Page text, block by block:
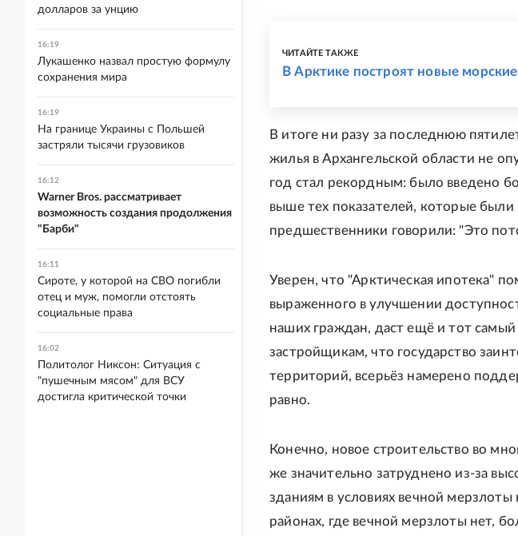
ЧИТАЙТЕ ТАКЖЕ
В Арктике построят новые
В итоге ни разу за последнюю
жилья в Архангельской области не
год стал рекордным: было введено
выше тех показателей, которые
предшественники говорили: "Это
Уверен, что "Арктическая ипотека"
выраженного в улучшении
наших граждан, даст ещё и тот
застройщикам, что государство
территорий, всерьёз намерено
равно.
Конечно, новое строительство во
же значительно затруднено из-за
зданиям в условиях вечной
районах, где вечной мерзлоты нет,
долларов за унцию
16:19
Лукашенко назвал простую формулу
сохранения мира
16:19
На границе Украины с Польшей
застряли тысячи грузовиков
16:12
Warner Bros. рассматривает
возможность создания продолжения
"Барби"
16:11
Сироте, у которой на СВО погибли
отец и муж, помогли отстоять
социальные права
16:02
Политолог Никсон: Ситуация с
"пушечным мясом" для ВСУ
достигла критической точки